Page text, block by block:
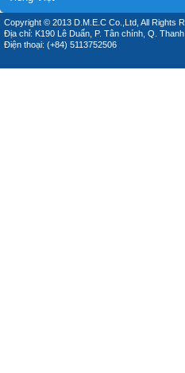
Copyright © 2013 D.M.E.C Co.,Ltd, All Rights
Địa chỉ: K190 Lê Duẩn, P. Tân chính, Q.
Điện thoại: (+84) 5113752506